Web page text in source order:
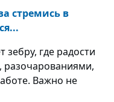
стремись в
где радости
разочарованиями,
Важно не